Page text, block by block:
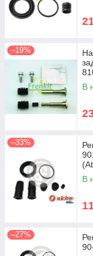
–19%
В
–33%
В
–27%